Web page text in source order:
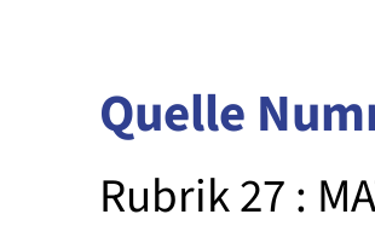
Quelle
Rubrik 27 :